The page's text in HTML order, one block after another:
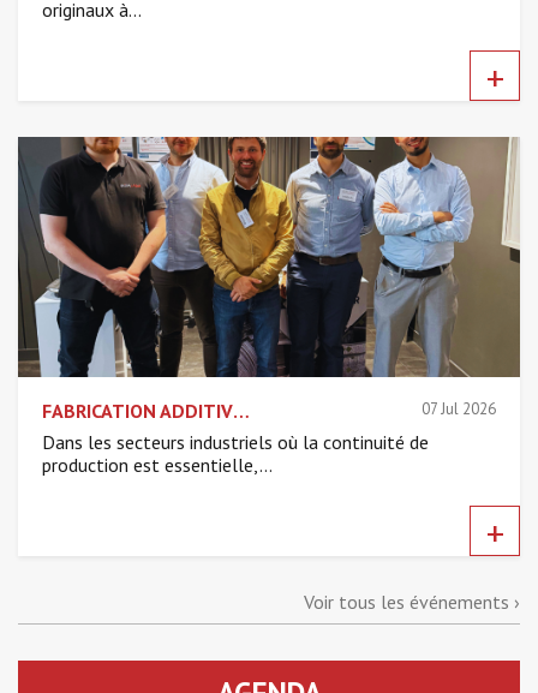
originaux à...
+
FABRICATION ADDITIVE DED LASER : ACCÉLÉRER LA MAINTENANCE INDUSTRIELLE 07 Jul 2026
Dans les secteurs industriels où la continuité de
production est essentielle,...
+
Voir tous les événements ›